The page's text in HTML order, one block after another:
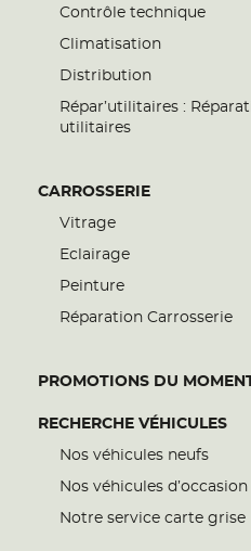
Contrôle technique
Climatisation
Distribution
Répar’utilitaires :
utilitaires
CARROSSERIE
Vitrage
Eclairage
Peinture
Réparation Carrosserie
PROMOTIONS DU
RECHERCHE VÉHICULES
Nos véhicules neufs
Nos véhicules d’occasion
Notre service carte grise